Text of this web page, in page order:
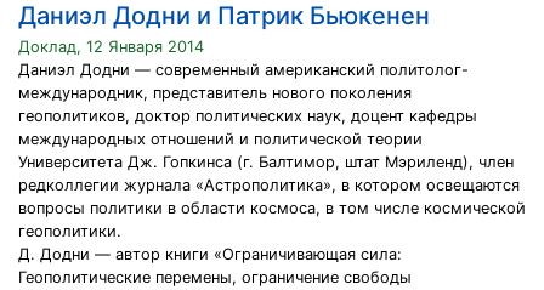
Даниэл Додни и Патрик Бьюкенен
Доклад, 12 Января 2014
Даниэл Додни — современный американский политолог-
международник, представитель нового поколения
геополитиков, доктор политических наук, доцент кафедры
международных отношений и политической теории
Университета Дж. Гопкинса (г. Балтимор, штат Мэриленд), член
редколлегии журнала «Астрополитика», в котором освещаются
вопросы политики в области космоса, в том числе космической
геополитики.
Д. Додни — автор книги «Ограничивающая сила:
Геополитические перемены, ограничение свободы